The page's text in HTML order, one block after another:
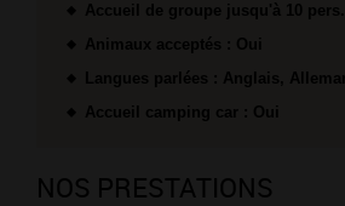
Accueil de groupe jusqu'à 10 pers.
Animaux acceptés : Oui
Langues parlées : Anglais,
Accueil camping car : Oui
NOS PRESTATIONS